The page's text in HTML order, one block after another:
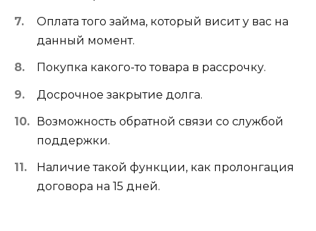
Оплата того займа, который висит у вас на
данный момент.
Покупка какого-то товара в рассрочку.
Досрочное закрытие долга.
Возможность обратной связи со службой
поддержки.
Наличие такой функции, как пролонгация
договора на 15 дней.